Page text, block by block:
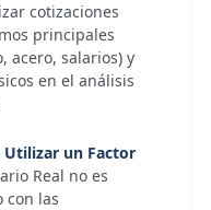
cotizaciones
principales
acero, salarios) y
en el análisis
Utilizar un Factor
Real no es
con las